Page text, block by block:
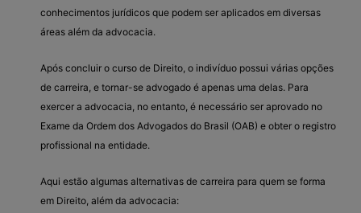
conhecimentos jurídicos que podem ser aplicados em diversas
áreas além da advocacia.
Após concluir o curso de Direito, o indivíduo possui várias opções
de carreira, e tornar-se advogado é apenas uma delas. Para
exercer a advocacia, no entanto, é necessário ser aprovado no
Exame da Ordem dos Advogados do Brasil (OAB) e obter o registro
profissional na entidade.
Aqui estão algumas alternativas de carreira para quem se forma
em Direito, além da advocacia: